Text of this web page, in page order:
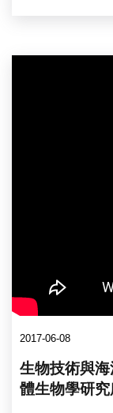
2017-06-08
生物技術與
體生物學研